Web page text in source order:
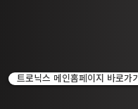
트로닉스 메인홈페이지 바로가